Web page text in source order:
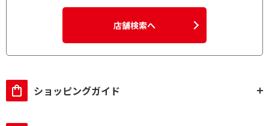
店舗検索へ
ショッピングガイド